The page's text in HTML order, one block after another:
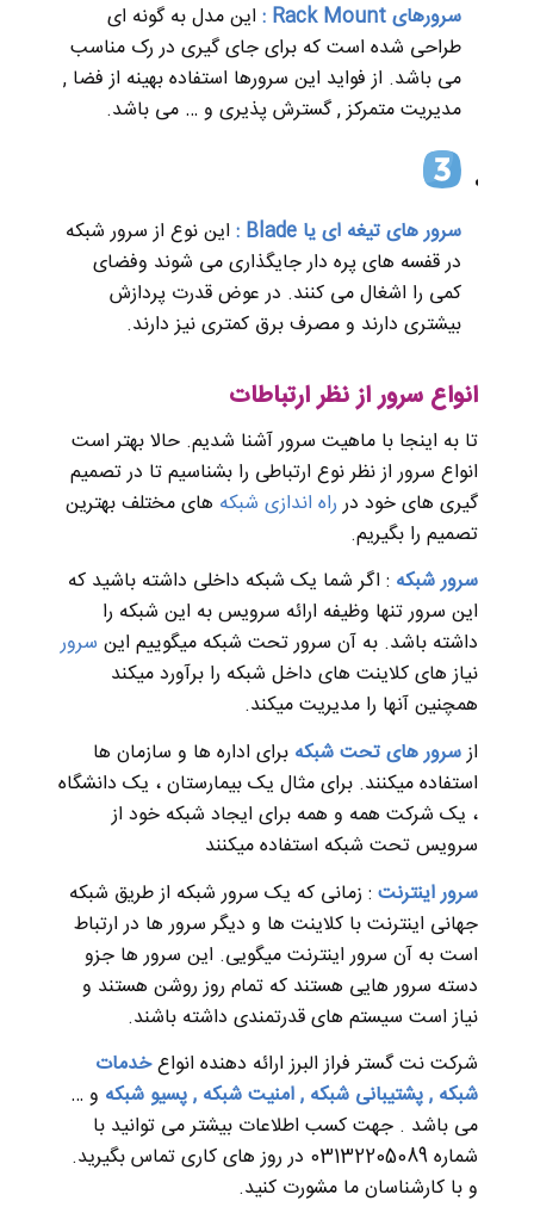
سرورهای Rack Mount :
این مدل به گونه ای
طراحی شده است که برای جای گیری در رک مناسب
می باشد. از فواید این سرورها استفاده بهینه از فضا ,
مدیریت متمرکز , گسترش پذیری و … می باشد.
سرور های تیغه ای یا Blade :
این نوع از سرور شبکه
در قفسه های پره دار جایگذاری می شوند وفضای
کمی را اشغال می کنند. در عوض قدرت پردازش
بیشتری دارند و مصرف برق کمتری نیز دارند.
انواع سرور از نظر ارتباطات
تا به اینجا با ماهیت سرور آشنا شدیم. حالا بهتر است
انواع سرور از نظر نوع ارتباطی را بشناسیم تا در تصمیم
گیری های خود درراه اندازی شبکه های مختلف بهترین
تصمیم را بگیریم.
سرور شبکه : اگر شما یک ‌شبکه ‌داخلی داشته باشید که
این سرور تنها وظیفه ارائه سرویس به این شبکه را
داشته باشد. به آن سرور تحت شبکه میگوییم این سرور
نیاز های کلاینت های داخل شبکه را برآورد میکند
همچنین آنها را مدیریت میکند.
ازسرور های تحت شبکه برای اداره ها و سازمان ها
استفاده میکنند. برای مثال یک بیمارستان ، یک دانشگاه
، یک شرکت همه و همه برای ایجاد شبکه خود از
سرویس تحت شبکه استفاده میکنند
سرور اینترنت : زمانی که یک سرور شبکه از طریق شبکه
جهانی اینترنت با کلاینت ها و دیگر سرور ها در ارتباط
است به آن سرور اینترنت میگویی. این سرور ها جزو
دسته سرور هایی هستند که تمام روز روشن هستند و
نیاز است سیستم های قدرتمندی داشته باشند.
شرکت نت گستر فراز البرز ارائه دهنده انواعخدمات
شبکه ,پشتیبانی شبکه,امنیت شبکه ,پسیو شبکه و …
می باشد . جهت کسب اطلاعات بیشتر می توانید با
شماره 03132205089 در روز های کاری تماس بگیرید.
و با کارشناسان ما مشورت کنید.